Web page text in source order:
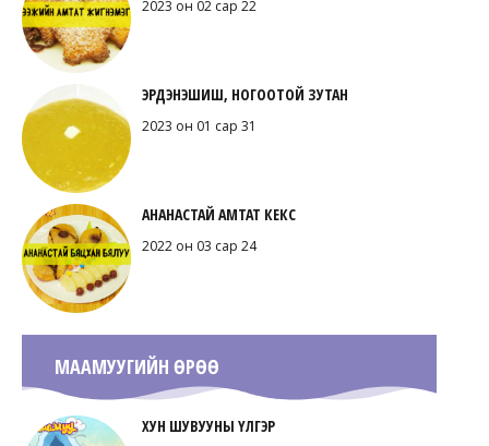
2023 он 02 сар 22
ЭРДЭНЭШИШ, НОГООТОЙ ЗУТАН
2023 он 01 сар 31
АНАНАСТАЙ АМТАТ КЕКС
2022 он 03 сар 24
МААМУУГИЙН ӨРӨӨ
ХУН ШУВУУНЫ ҮЛГЭР